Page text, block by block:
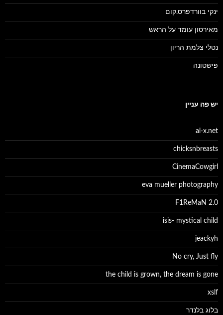
ינקי בוורדפרס.קום
מאירסון עומד על הראש
נטלי צלמת הריון
פישטונה
יש פה עניין
al-x.net
chicksnbreasts
CinemaCowgirl
eva mueller photography
F1ReMaN 2.0
isis- mystical child
jeackyh
No cry, Just fly
the child is grown, the dream is gone
xslf
בלוג בלנדר